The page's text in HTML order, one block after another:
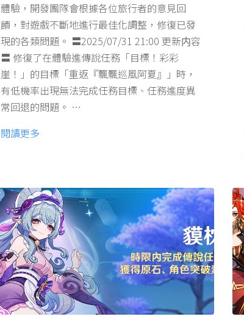
體驗，開發團隊會根據各位旅行者的意見回
饋，對遊戲不斷地進行最佳化調整，修復已發
現的各類問題。 〓2025/07/31 21:00 更新内容
〓 修復了在體驗進傳說任務「目標！彩彩
崖！」的目標「重返『飄飄巡風阿夏』」時，
有低機率出現無法完成任務目標、任務進度異
常回退的問題。 …
閱讀更多